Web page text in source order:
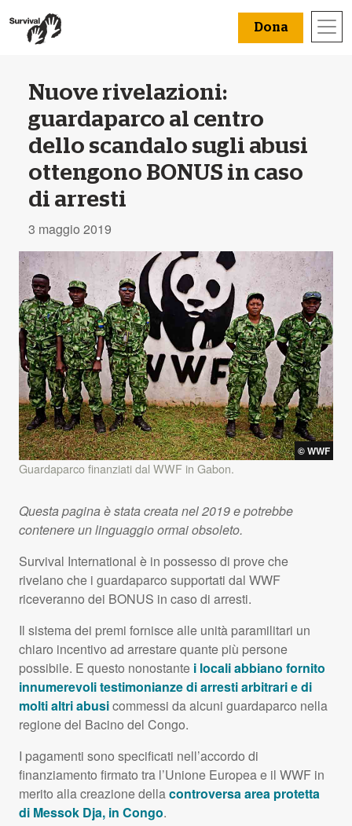
Dona
Nuove rivelazioni:
guardaparco al centro
dello scandalo sugli abusi
ottengono BONUS in caso
di arresti
3 maggio 2019
©WWF
Guardaparco finanziati dal WWF in Gabon.
Questa pagina è stata creata nel 2019 e potrebbe
contenere un linguaggio ormai obsoleto.
Survival International è in possesso di prove che
rivelano che i guardaparco supportati dal WWF
riceveranno dei BONUS in caso di arresti.
Il sistema dei premi fornisce alle unità paramilitari un
chiaro incentivo ad arrestare quante più persone
possibile. E questo nonostante i locali abbiano fornito
innumerevoli testimonianze di arresti arbitrari e di
molti altri abusicommessi da alcuni guardaparco nella
regione del Bacino del Congo.
I pagamenti sono specificati nell’accordo di
finanziamento firmato tra l’Unione Europea e il WWF in
merito alla creazione dellacontroversa area protetta
di Messok Dja, in Congo.